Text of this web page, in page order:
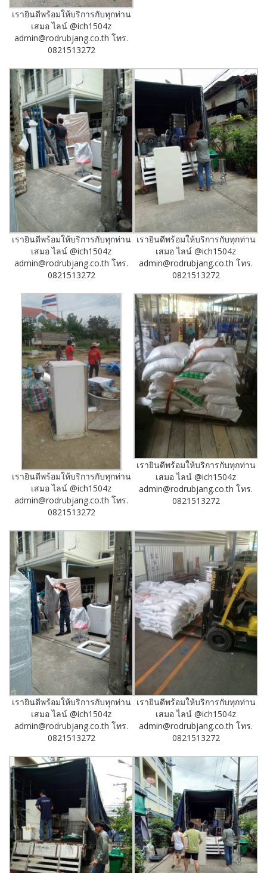
เรายินดีพร้อมให้บริการกับทุกท่าน
เสมอ ไลน์ @ich1504z
admin@rodrubjang.co.th โทร.
0821513272
เรายินดีพร้อมให้บริการกับทุกท่าน
เสมอ ไลน์ @ich1504z
admin@rodrubjang.co.th โทร.
0821513272
เรายินดีพร้อมให้บริการกับทุกท่าน
เสมอ ไลน์ @ich1504z
admin@rodrubjang.co.th โทร.
0821513272
เรายินดีพร้อมให้บริการกับทุกท่าน
เสมอ ไลน์ @ich1504z
admin@rodrubjang.co.th โทร.
0821513272
เรายินดีพร้อมให้บริการกับทุกท่าน
เสมอ ไลน์ @ich1504z
admin@rodrubjang.co.th โทร.
0821513272
เรายินดีพร้อมให้บริการกับทุกท่าน
เสมอ ไลน์ @ich1504z
admin@rodrubjang.co.th โทร.
0821513272
เรายินดีพร้อมให้บริการกับทุกท่าน
เสมอ ไลน์ @ich1504z
admin@rodrubjang.co.th โทร.
0821513272